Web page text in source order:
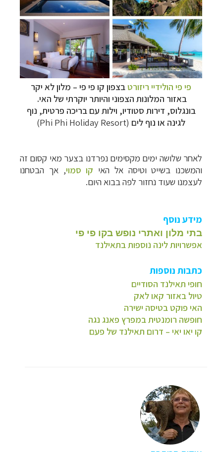
פי פי הולידיי ריזורטבצפון קו פי פי – מלון לא יקר
באזור המלונות הצפוני והיותר יוקרתי של האי.
בונגלוס, דירות סטודיו, וילות עם בריכה פרטית, נוף
לגינה או נוף לים (Phi Phi Holiday Resort)
לאחר שלושה ימים מקסימים נפרדנו בצער מאי קסום זה
והמשכנו בשייט וטיסה אל האי קו סמוי, אך הבטחנו
לעצמנו שעוד נחזור לפה בבוא היום.
מידע נוסף
בתי מלון ואתרי נופש בקו פי פי
אפשרויות לינה נוספות בתאילנד
כתבות נוספות
חופי תאילנד הסודיים
טיול באזור קאו לאק
האי פוקט בטיסה ישירה
חופשה רומנטית במפרץ פאנג נגה
קו יאו יאי – דרום תאילנד של פעם